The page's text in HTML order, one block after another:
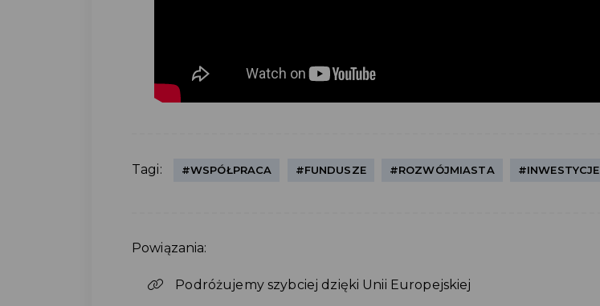
Tagi: #WSPÓŁPRACA #FUNDUSZE #ROZWÓJMIASTA #INWESTYCJE
Powiązania:
Podróżujemy szybciej dzięki Unii Europejskiej